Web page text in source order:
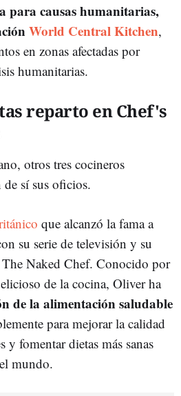
para causas humanitarias,
World Central Kitchen,
en zonas afectadas por
humanitarias.
reparto en Chef's
otros tres cocineros
sí sus oficios.
que alcanzó la fama a
su serie de televisión y su
Naked Chef. Conocido por
de la cocina, Oliver ha
de la alimentación saludable
para mejorar la calidad
y fomentar dietas más sanas
mundo.